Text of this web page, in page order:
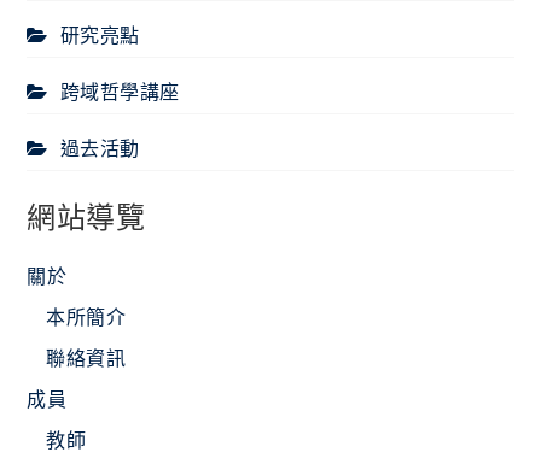
研究亮點
跨域哲學講座
過去活動
網站導覽
關於
本所簡介
聯絡資訊
成員
教師